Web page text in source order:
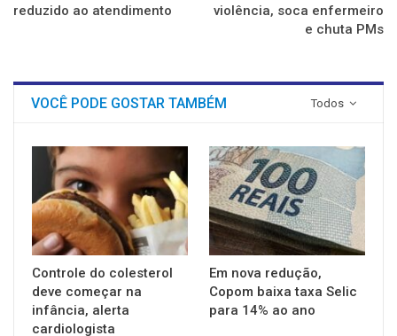
reduzido ao atendimento
violência, soca enfermeiro
e chuta PMs
Todos
VOCÊ PODE GOSTAR TAMBÉM
Controle do colesterol
deve começar na
infância, alerta
cardiologista
Em nova redução,
Copom baixa taxa Selic
para 14% ao ano